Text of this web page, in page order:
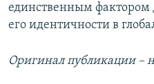
единственным фактором
его идентичности в
Оригинал публикации –